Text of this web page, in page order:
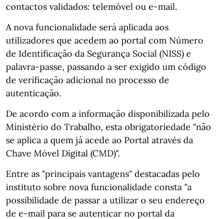
contactos validados: telemóvel ou e-mail.
A nova funcionalidade será aplicada aos
utilizadores que acedem ao portal com Número
de Identificação da Segurança Social (NISS) e
palavra-passe, passando a ser exigido um código
de verificação adicional no processo de
autenticação.
De acordo com a informação disponibilizada pelo
Ministério do Trabalho, esta obrigatoriedade "não
se aplica a quem já acede ao Portal através da
Chave Móvel Digital (CMD)".
Entre as "principais vantagens" destacadas pelo
instituto sobre nova funcionalidade consta "a
possibilidade de passar a utilizar o seu endereço
de e-mail para se autenticar no portal da